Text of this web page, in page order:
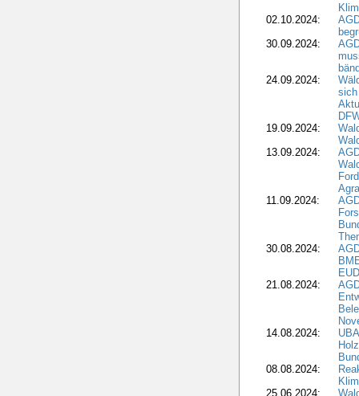
02.10.2024:
30.09.2024:
24.09.2024:
sich
19.09.2024:
13.09.2024:
11.09.2024:
30.08.2024:
21.08.2024:
14.08.2024:
08.08.2024:
25.06.2024: